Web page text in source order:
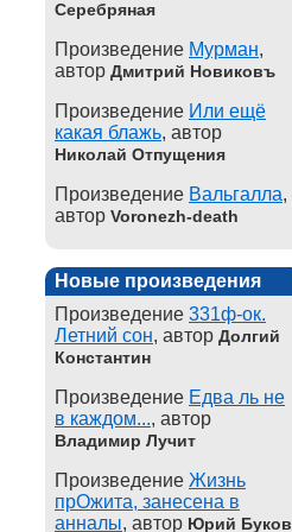
Серебряная
Произведение Мурман,
автор Дмитрий Новиковъ
Произведение Или ещё
какая блажь, автор
Николай Отпущения
Произведение Вальгалла,
автор Voronezh-death
Новые произведения
Произведение 331ф-ок.
Летний сон, автор Долгий
Константин
Произведение Едва ль не
в каждом..., автор
Владимир Лучит
Произведение Жизнь
прОжита, занесена в
анналы, автор Юрий Буков